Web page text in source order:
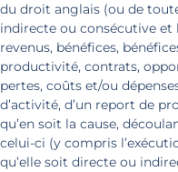
du droit anglais (ou de
indirecte ou consécutive et
revenus, bénéfices,
productivité, contrats,
pertes, coûts et/ou
d’activité, d’un report de
qu’en soit la cause,
celui-ci (y compris
qu’elle soit directe ou